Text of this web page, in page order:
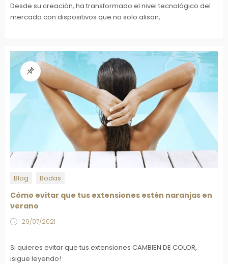
Desde su creación, ha transformado el nivel tecnológico del
mercado con dispositivos que no solo alisan,
Blog Bodas
Cómo evitar que tus extensiones estén naranjas en
verano
29/07/2021
Si quieres evitar que tus extensiones CAMBIEN DE COLOR,
¡sigue leyendo!